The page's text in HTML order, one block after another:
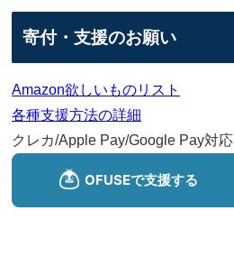
寄付・支援のお願い
Amazon欲しいものリスト
各種支援方法の詳細
クレカ/Apple Pay/Google Pay対応